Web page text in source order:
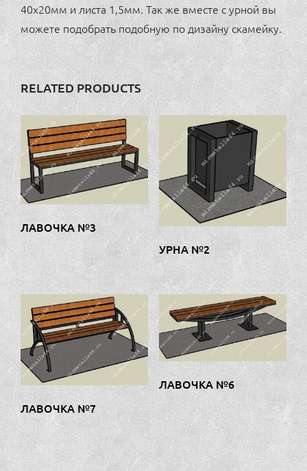
40х20мм и листа 1,5мм. Так же вместе с урной вы
можете подобрать подобную по дизайну скамейку.
RELATED PRODUCTS
ЛАВОЧКА №3
УРНА №2
ЛАВОЧКА №7
ЛАВОЧКА №6